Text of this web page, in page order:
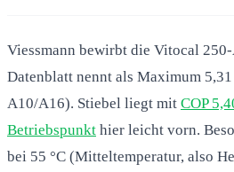
Viessmann bewirbt die Vitocal
Datenblatt nennt als Maximum
A10/A16). Stiebel liegt mit COP
Betriebspunkt hier leicht vorn.
bei 55 °C (Mitteltemperatur, also